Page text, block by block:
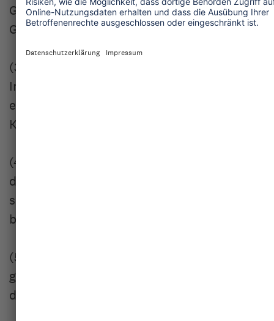
Geschäftsführers bzw. der
Geschäftsführerin.
(3) Der Vorstand kann Richtlinien über
Inhalte und Verfahren der Förderung
erlassen, die der Zustimmung des
Kuratoriums bedürfen.
(4)Der Vorstand nimmt an den Sitzungen
des Kuratoriums mit beratender Stimme teil,
sofern das Kuratorium nichts anderes
beschließt.
(5) Mitglieder des Vorstands können nicht
gleichzeitig Mitglieder eines anderen Organs
dieser Stiftung sein.